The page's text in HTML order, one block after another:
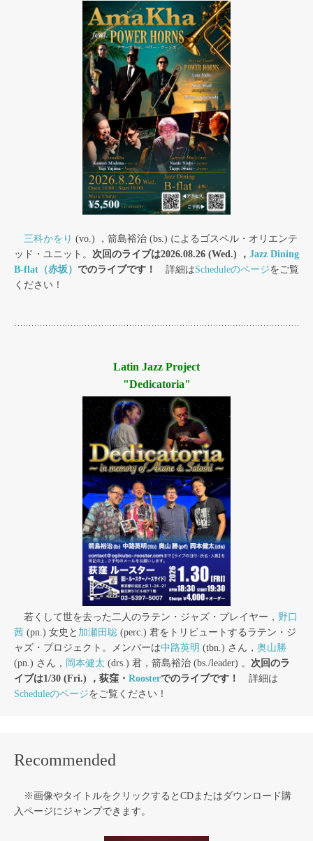
三科かをり (vo.) ，箭島裕治 (bs.) によるゴスペル・オリエンテ
ッド・ユニット。 次回のライブは2026.08.26 (Wed.) ， Jazz Dining
B-flat（赤坂） でのライブです！ 詳細はScheduleのページをご覧
ください！
Latin Jazz Project
"Dedicatoria"
若くして世を去った二人のラテン・ジャズ・プレイヤー， 野口
茜 (pn.) 女史と 加瀬田聡 (perc.) 君をトリビュートするラテン・ジ
ャズ・プロジェクト。メンバーは中路英明 (tbn.) さん， 奥山勝
(pn.) さん， 岡本健太 (drs.) 君，箭島裕治 (bs./leader) 。 次回のラ
イブは1/30 (Fri.) ，荻窪・ Roosterでのライブです！
詳細は
Scheduleのページをご覧ください！
Recommended
※画像やタイトルをクリックするとCDまたはダウンロード購
入ページにジャンプできます。